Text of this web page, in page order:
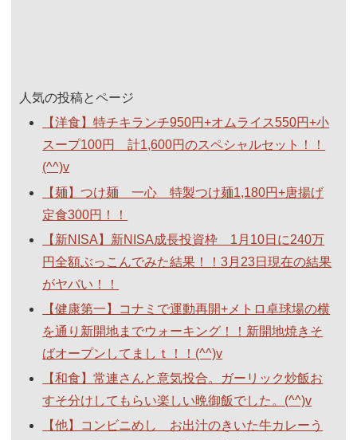
人気の投稿とページ
【洋食】特チキランチ950円+オムライス550円+小
スープ100円 計1,600円のスペシャルセット！！
(^^)v
【麺】つけ麺 一心 特製つけ麺1,180円+唐揚げ
定食300円！！
【新NISA】新NISA成長投資枠 1月10日に240万
円全額ぶっこんでみた結果！！3月23日現在の結果
がヤバい！！
【健康第一】コナミで運動再開+メトロ卓球場の横
を通り新開地までウォーキング！！新開地焼きそ
ばオープンしてましｔ！！(^^)v
【和食】常連さんと意気投合。ガーリック炒飯お
すそ分けしてもらい楽しい晩御飯でした。(^^)v
【他】コンビニめし お出汁のきいた牛カレーう